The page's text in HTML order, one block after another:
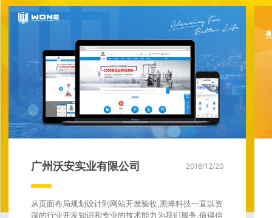
广州沃安实业有限公司 2018/12/20
从页面布局规划设计到网站开发验收,黑蜂科技一直以资
深的行业开发知识和专业的技术能力为我们服务,值得信